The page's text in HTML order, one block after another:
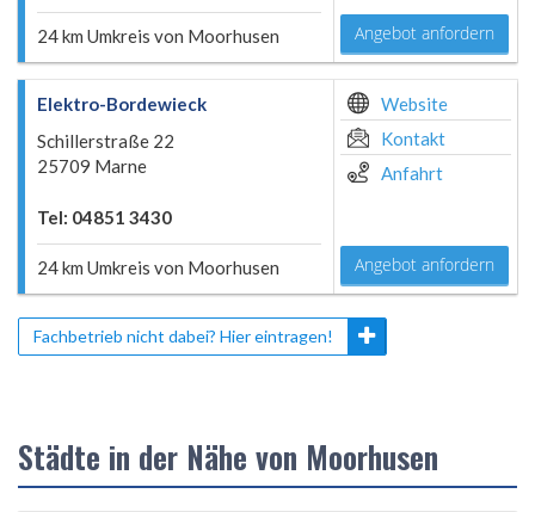
24 km Umkreis von Moorhusen Angebot anfordern
Elektro-Bordewieck
Schillerstraße 22
25709 Marne
Tel: 04851 3430
24 km Umkreis von Moorhusen
Website
Kontakt
Anfahrt
Angebot anfordern
Fachbetrieb nicht dabei? Hier eintragen!
Städte in der Nähe von Moorhusen